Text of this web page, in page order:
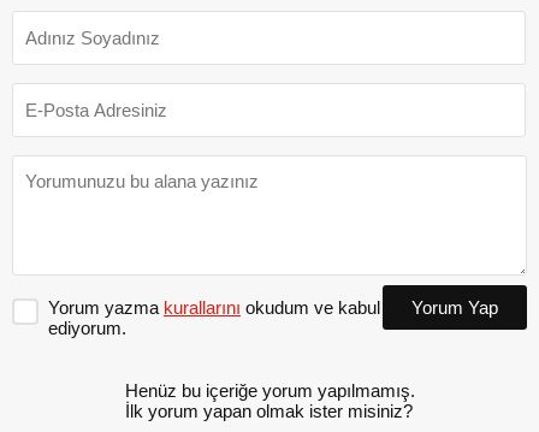
Yorum yazma kurallarını okudum ve kabul
ediyorum.
Yorum Yap
Henüz bu içeriğe yorum yapılmamış.
İlk yorum yapan olmak ister misiniz?